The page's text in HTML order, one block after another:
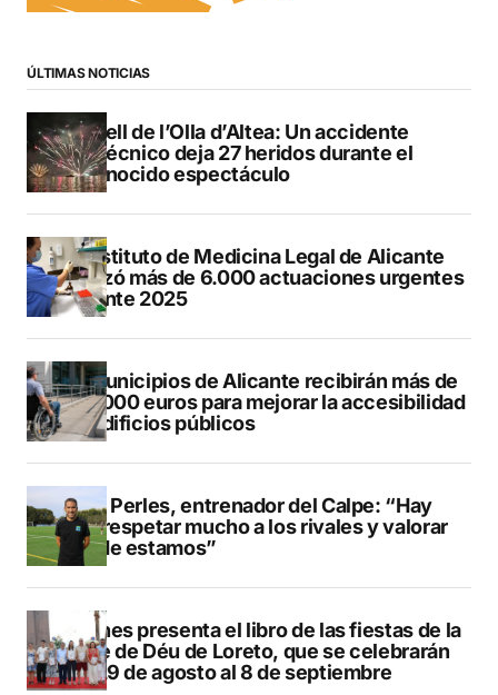
ÚLTIMAS NOTICIAS
Castell de l’Olla d’Altea: Un accidente
pirotécnico deja 27 heridos durante el
reconocido espectáculo
El Instituto de Medicina Legal de Alicante
realizó más de 6.000 actuaciones urgentes
durante 2025
13 municipios de Alicante recibirán más de
547.000 euros para mejorar la accesibilidad
de edificios públicos
Pere Perles, entrenador del Calpe: “Hay
que respetar mucho a los rivales y valorar
dónde estamos”
Duanes presenta el libro de las fiestas de la
Mare de Déu de Loreto, que se celebrarán
del 29 de agosto al 8 de septiembre